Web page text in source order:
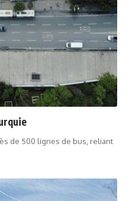
de 500 lignes de bus, reliant